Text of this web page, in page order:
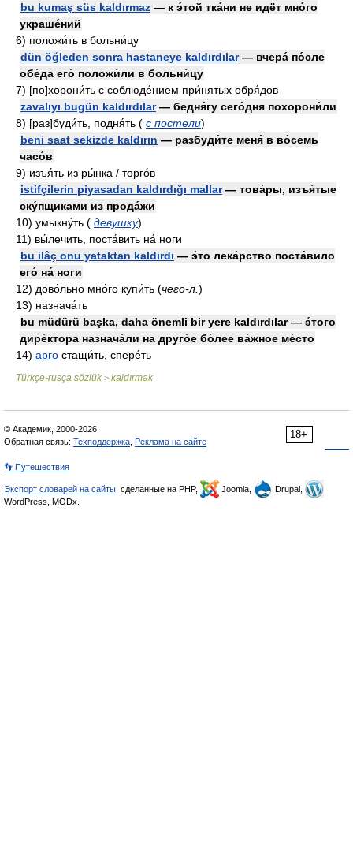
bu kumaş süs kaldırmaz — к э́той тка́ни не идёт мно́го
украше́ний
6) положи́ть в больни́цу
dün öğleden sonra hastaneye kaldırdılar— вчера́ по́сле
обе́да его́ положи́ли в больни́цу
7) [по]хорони́ть с соблюде́нием при́нятых обря́дов
zavalıyı bugün kaldırdılar— бедня́гу сего́дня похорони́ли
8) [раз]буди́ть, подня́ть ( с постели)
beni saat sekizde kaldırın — разбуди́те меня́ в во́семь
часо́в
9) изъя́ть из ры́нка / торго́в
istifçilerin piyasadan kaldırdığı mallar— това́ры, изъя́тые
ску́пщиками из прода́жи
10) умыкну́ть ( девушку)
11) вы́лечить, поста́вить на́ ноги
bu ilâç onu yataktan kaldırdı — э́то лека́рство поста́вило
его́ на́ ноги
12) дово́льно мно́го купи́ть (чего-л. )
13) назнача́ть
bu müdürü başka, daha önemli bir yere kaldırdılar — э́того
дире́ктора назнача́ли на друго́е бо́лее ва́жное ме́сто
14) арго стащи́ть, спере́ть
Türkçe-rusça sözlük > kaldırmak
18+
© Академик, 2000-2026
Обратная связь: Техподдержка Реклама на сайте
👣 Путешествия
Экспорт словарей на сайты , сделанные на PHP, Joomla,
Drupal,
WordPress, MODx.